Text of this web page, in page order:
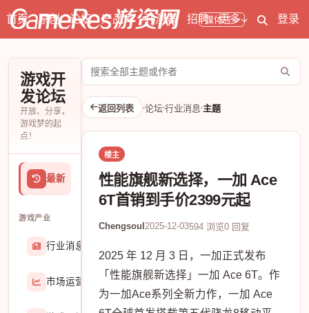
媒体号
首页 原创 论坛 产品库 开测表 招聘 更多 登录
游戏开
发论坛
开放、分享，
游戏梦的起
点！
最新
游戏产业
行业消息
市场运营
搜
索
论
坛
返回列表 论坛 行业消息 主题
楼主
性能旗舰新选择，一加 Ace
6T首销到手价2399元起
Chengsoul 2025-12-03594 浏览0 回复
2025 年 12 月 3 日，一加正式发布
「性能旗舰新选择」一加 Ace 6T。作
为一加Ace系列全新力作，一加 Ace